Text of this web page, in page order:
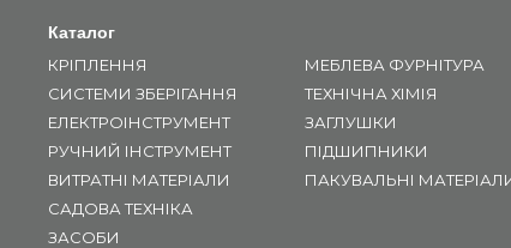
Каталог
КРІПЛЕННЯ
СИСТЕМИ ЗБЕРІГАННЯ
ЕЛЕКТРОІНСТРУМЕНТ
РУЧНИЙ ІНСТРУМЕНТ
ВИТРАТНІ МАТЕРІАЛИ
САДОВА ТЕХНІКА
ЗАСОБИ
МЕБЛЕВА ФУРНІТУРА
ТЕХНІЧНА ХІМІЯ
ЗАГЛУШКИ
ПІДШИПНИКИ
ПАКУВАЛЬНІ